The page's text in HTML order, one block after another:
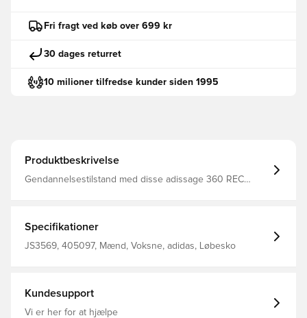
Fri fragt ved køb over 699 kr
30 dages returret
10 milioner tilfredse kunder siden 1995
Produktbeskrivelse
Gendannelsestilstand med disse adissage 360 REC
sport. Den ribbede ydersål giver godt greb og fri
bevægelighed, hvilket gør dem til den perfekte ledsager
til din nedkølingsrutine. Almindelig pasform Slip-on-
Specifikationer
JS3569, 405097, Mænd, Voksne, adidas, Løbesko
Kundesupport
Vi er her for at hjælpe